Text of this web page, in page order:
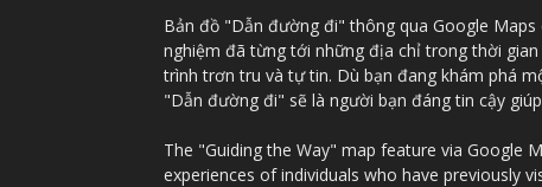
Bản đồ "Dẫn đường đi" thông qua Google
nghiệm đã từng tới những địa chỉ trong thời
trình trơn tru và tự tin. Dù bạn đang khám phá
"Dẫn đường đi" sẽ là người bạn đáng tin cậy
The "Guiding the Way" map feature via Google
experiences of individuals who have previously